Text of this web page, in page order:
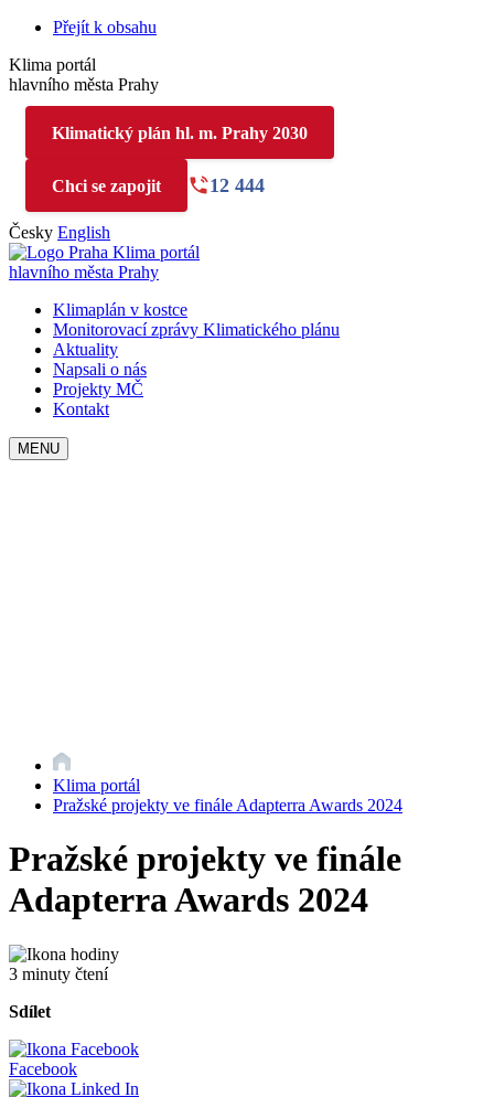
Přejít k obsahu
Klima portál
hlavního města Prahy
Klimatický plán hl. m. Prahy 2030
Chci se zapojit 12 444
Česky English
Klima portál
hlavního města Prahy
Klimaplán v kostce
Monitorovací zprávy Klimatického plánu
Aktuality
Napsali o nás
Projekty MČ
Kontakt
MENU
Klima portál
Pražské projekty ve finále Adapterra Awards 2024
Pražské projekty ve finále
Adapterra Awards 2024
3 minuty čtení
Sdílet
Facebook